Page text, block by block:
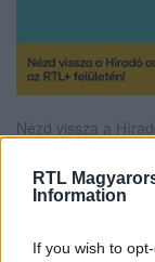
RTL
Information
If you wish to
Nézd vissza a
legyen a